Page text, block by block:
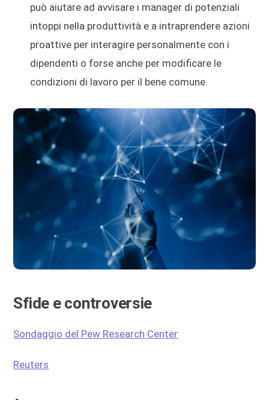
può aiutare ad avvisare i manager di potenziali
intoppi nella produttività e a intraprendere azioni
proattive per interagire personalmente con i
dipendenti o forse anche per modificare le
condizioni di lavoro per il bene comune.
Sfide e controversie
Sondaggio del Pew Research Center
Reuters